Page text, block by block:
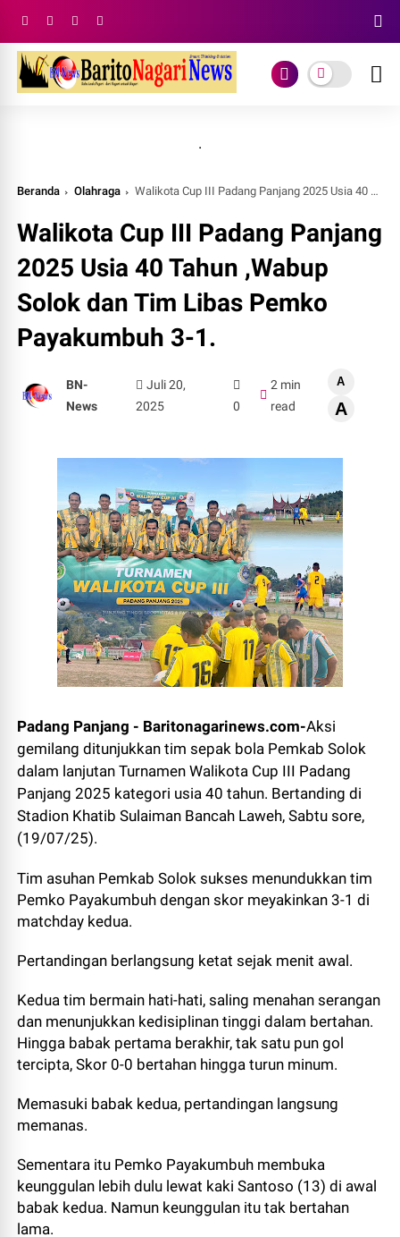
.
Beranda Olahraga Walikota Cup III Padang Panjang 2025 Usia 40 Tahun ,Wabup Solok dan Tim Libas Pemko Payakumbuh 3-1.
Walikota Cup III Padang Panjang
2025 Usia 40 Tahun ,Wabup
Solok dan Tim Libas Pemko
Payakumbuh 3-1.
BN-
News
Juli 20,
2025
0
2 min
read
A
A
Padang Panjang - Baritonagarinews.com-Aksi
gemilang ditunjukkan tim sepak bola Pemkab Solok
dalam lanjutan Turnamen Walikota Cup III Padang
Panjang 2025 kategori usia 40 tahun. Bertanding di
Stadion Khatib Sulaiman Bancah Laweh, Sabtu sore,
(19/07/25).
Tim asuhan Pemkab Solok sukses menundukkan tim
Pemko Payakumbuh dengan skor meyakinkan 3-1 di
matchday kedua.
Pertandingan berlangsung ketat sejak menit awal.
Kedua tim bermain hati-hati, saling menahan serangan
dan menunjukkan kedisiplinan tinggi dalam bertahan.
Hingga babak pertama berakhir, tak satu pun gol
tercipta, Skor 0-0 bertahan hingga turun minum.
Memasuki babak kedua, pertandingan langsung
memanas.
Sementara itu Pemko Payakumbuh membuka
keunggulan lebih dulu lewat kaki Santoso (13) di awal
babak kedua. Namun keunggulan itu tak bertahan
lama.